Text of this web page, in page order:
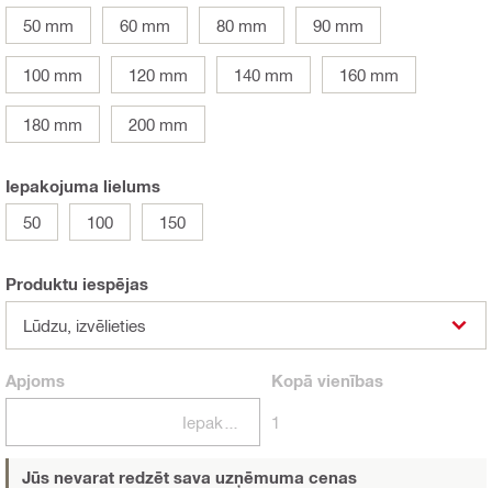
50 mm
60 mm 80 mm 90 mm
100 mm 120 mm 140 mm 160 mm
180 mm 200 mm
Iepakojuma lielums
50
100 150
Produktu iespējas
Lūdzu, izvēlieties
Apjoms Kopā vienības
1
Jūs nevarat redzēt sava uzņēmuma cenas